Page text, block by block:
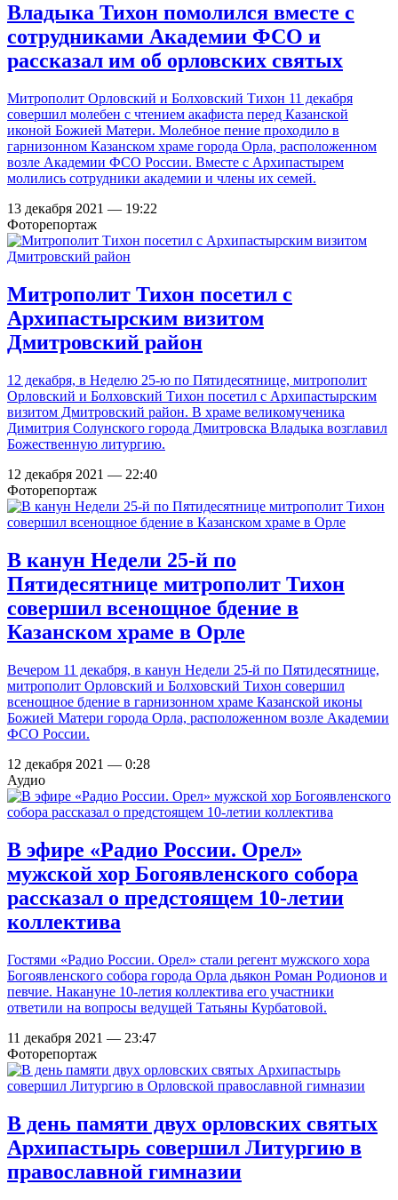
Владыка Тихон помолился вместе с
сотрудниками Академии ФСО и
рассказал им об орловских святых
Митрополит Орловский и Болховский Тихон 11 декабря
совершил молебен с чтением акафиста перед Казанской
иконой Божией Матери. Молебное пение проходило в
гарнизонном Казанском храме города Орла, расположенном
возле Академии ФСО России. Вместе с Архипастырем
молились сотрудники академии и члены их семей.
13 декабря 2021 — 19:22
Фоторепортаж
Митрополит Тихон посетил с
Архипастырским визитом
Дмитровский район
12 декабря, в Неделю 25-ю по Пятидесятнице, митрополит
Орловский и Болховский Тихон посетил с Архипастырским
визитом Дмитровский район. В храме великомученика
Димитрия Солунского города Дмитровска Владыка возглавил
Божественную литургию.
12 декабря 2021 — 22:40
Фоторепортаж
В канун Недели 25-й по
Пятидесятнице митрополит Тихон
совершил всенощное бдение в
Казанском храме в Орле
Вечером 11 декабря, в канун Недели 25-й по Пятидесятнице,
митрополит Орловский и Болховский Тихон совершил
всенощное бдение в гарнизонном храме Казанской иконы
Божией Матери города Орла, расположенном возле Академии
ФСО России.
12 декабря 2021 — 0:28
Аудио
В эфире «Радио России. Орел»
мужской хор Богоявленского собора
рассказал о предстоящем 10-летии
коллектива
Гостями «Радио России. Орел» стали регент мужского хора
Богоявленского собора города Орла дьякон Роман Родионов и
певчие. Накануне 10-летия коллектива его участники
ответили на вопросы ведущей Татьяны Курбатовой.
11 декабря 2021 — 23:47
Фоторепортаж
В день памяти двух орловских святых
Архипастырь совершил Литургию в
православной гимназии